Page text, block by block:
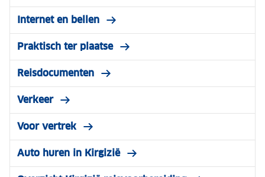
Internet en bellen
Praktisch ter plaatse
Reisdocumenten
Verkeer
Voor vertrek
Auto huren in Kirgizië